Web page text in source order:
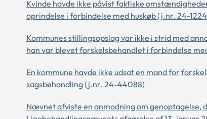
Kvinde havde ikke påvist faktiske
oprindelse i forbindelse med huskøb (j.nr. 24-
Kommunes stillingsopslag var ikke i strid med
han var blevet forskelsbehandlet i forbindelse
En kommune havde ikke udsat en mand for
sagsbehandling (j.nr. 24-44088)
Nævnet afviste en anmodning om